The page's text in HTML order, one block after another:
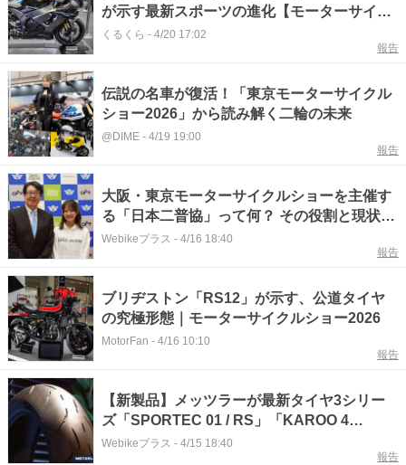
が示す最新スポーツの進化【モーターサイク
ルショー2026】
くるくら - 4/20 17:02
報告
伝説の名車が復活！「東京モーターサイクル
ショー2026」から読み解く二輪の未来
@DIME - 4/19 19:00
報告
大阪・東京モーターサイクルショーを主催す
る「日本二普協」って何？ その役割と現状を
代表者に訊いてみた！
Webikeプラス - 4/16 18:40
報告
ブリヂストン「RS12」が示す、公道タイヤ
の究極形態｜モーターサイクルショー2026
MotorFan - 4/16 10:10
報告
【新製品】メッツラーが最新タイヤ3シリー
ズ「SPORTEC 01 / RS」「KAROO 4
STREET」を同時発表！ 名古屋モーターサイ
Webikeプラス - 4/15 18:40
報告